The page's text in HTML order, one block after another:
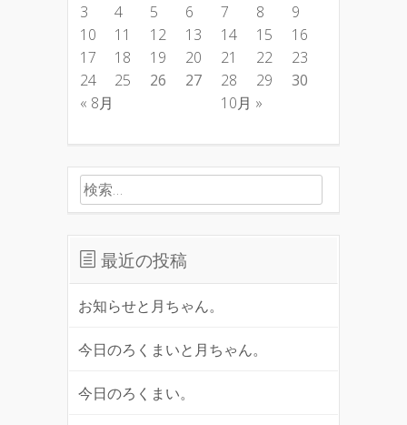
« 8月 10月 »
3
4 5 6 7 8
9
10
11 12 13 14 15
16
17
18 19 20 21 22
23
24
25 26 27 28 29 30
検索:
最近の投稿
お知らせと月ちゃん。
今日のろくまいと月ちゃん。
今日のろくまい。